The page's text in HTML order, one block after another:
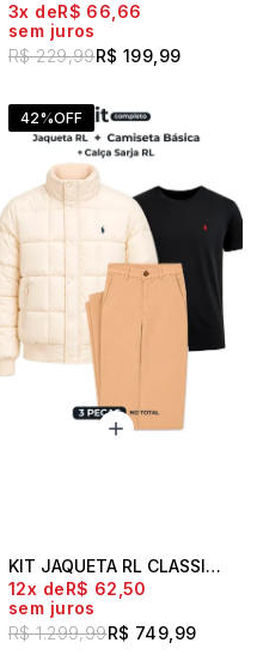
R$ 229,99R$ 199,99
3x
R$ 66,66
sem juros
42%OFF
KIT JAQUETA RL CLASSIC BUTTON + CALÇA RL SARJA MASCULINA + CAMISETA RL MASCULINA SLIM FIT
R$ 1.299,99R$ 749,99
12x
R$ 62,50
sem juros